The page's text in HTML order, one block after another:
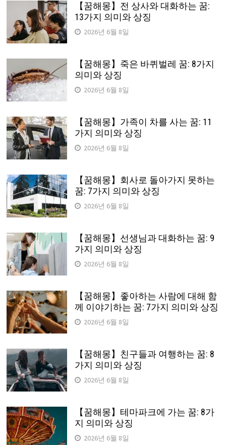
【꿈해몽】전 상사와 대화하는 꿈:
13가지 의미와 상징
2026년 6월 8일
【꿈해몽】죽은 바퀴벌레 꿈: 8가지
의미와 상징
2026년 6월 8일
【꿈해몽】가족이 차를 사는 꿈: 11
가지 의미와 상징
2026년 6월 8일
【꿈해몽】회사로 돌아가지 못하는
꿈: 7가지 의미와 상징
2026년 6월 8일
【꿈해몽】선생님과 대화하는 꿈: 9
가지 의미와 상징
2026년 6월 8일
【꿈해몽】좋아하는 사람에 대해 함
께 이야기하는 꿈: 7가지 의미와 상징
2026년 6월 8일
【꿈해몽】친구들과 여행하는 꿈: 8
가지 의미와 상징
2026년 6월 8일
【꿈해몽】테마파크에 가는 꿈: 8가
지 의미와 상징
2026년 6월 8일